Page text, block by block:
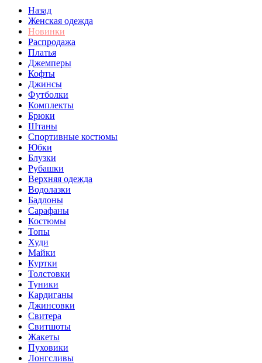
Назад
Женская одежда
Новинки
Распродажа
Платья
Джемперы
Кофты
Джинсы
Футболки
Комплекты
Брюки
Штаны
Спортивные костюмы
Юбки
Блузки
Рубашки
Верхняя одежда
Водолазки
Бадлоны
Сарафаны
Костюмы
Топы
Худи
Майки
Куртки
Толстовки
Туники
Кардиганы
Джинсовки
Свитера
Свитшоты
Жакеты
Пуховики
Лонгсливы